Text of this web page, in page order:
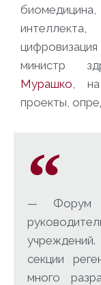
интеллекта,
министр
Мурашко ,
проекты,
— Форум
секции
много